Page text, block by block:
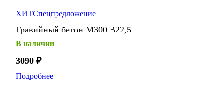
ХИТСпецпредложение
Гравийный бетон М300 В22,5
В наличии
3090 ₽
Подробнее